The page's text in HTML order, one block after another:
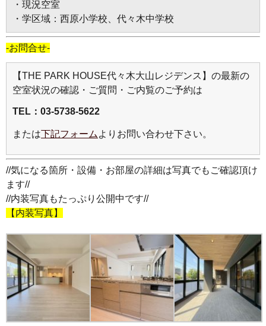
・現況空室
・学区域：西原小学校、代々木中学校
-お問合せ-
【THE PARK HOUSE代々木大山レジデンス】の最新の
空室状況の確認・ご質問・ご内覧のご予約は
TEL：03-5738-5622
または下記フォーム よりお問い合わせ下さい。
//気になる箇所・設備・お部屋の詳細は写真でもご確認頂け
ます//
//内装写真もたっぷり公開中です//
【内装写真】